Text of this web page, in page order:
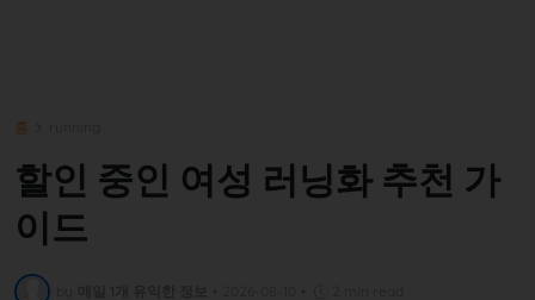
홈
할인 중인 여성 러닝화 추천 가
이드